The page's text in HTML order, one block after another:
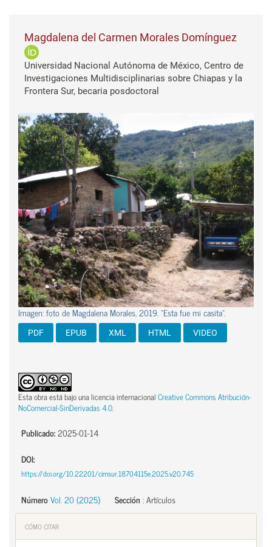
Magdalena del Carmen Morales Domínguez
Universidad Nacional Autónoma de México, Centro de
Investigaciones Multidisciplinarias sobre Chiapas y la
Frontera Sur, becaria posdoctoral
Barra lateral del artículo
Imagen: foto de Magdalena Morales, 2019. "Esta fue mi casita".
PDF EPUB XML HTML VIDEO
Esta obra está bajo una licencia internacionalCreative Commons Atribución-
NoComercial-SinDerivadas 4.0.
Publicado:2025-01-14
DOI:
https://doi.org/10.22201/cimsur.18704115e.2025.v20.745
NúmeroVol. 20 (2025) Sección :Artículos
CÓMO CITAR